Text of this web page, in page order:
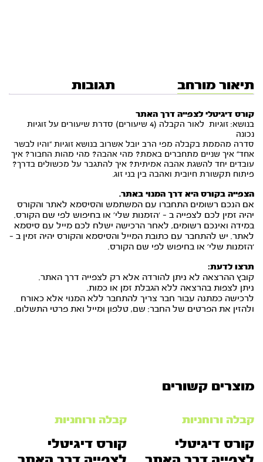
תיאור מורחב תגובות
קורס דיגיטלי לצפייה דרך האתר
בנושא: זוגיות לאור הקבלה (4 שיעורים) סדרת שיעורים על זוגיות
נכונה
סדרה מהממת בקבלה מפי הרב יובל אשרוב בנושא זוגיות “והיו לבשר
אחד” איך שניים מתחברים באמת? מהי אהבה? מהי מהות החבור? איך
עובדים יחד להשגת אהבה אמיתית? איך להתגבר על מכשולים בדרך?
פיתוח תקשורת חיובית ואהבה בין בני זוג.
הצפייה בקורס היא דרך המנוי באתר.
אם הנכם רשומים התחברו עם המשתמש והסיסמא לאתר והקורס
יהיה זמין לכם לצפייה ב – ‘הזמנות שלי’ או בחיפוש לפי שם הקורס.
במידה ואינכם רשומים, לאחר הרכישה ישלח לכם מייל עם סיסמא
לאתר. יש להתחבר עם כתובת המייל והסיסמא והקורס יהיה זמין ב –
‘הזמנות שלי’ או בחיפוש לפי שם הקורס.
תרצו לדעת:
קובץ ההרצאה לא ניתן להורדה אלא רק לצפייה דרך האתר.
ניתן לצפות בהרצאה ללא הגבלת זמן או כמות.
לרכישה כמתנה עבור חבר צריך להתחבר ללא המנוי אלא כאורח
ולהזין את הפרטים של החבר: שם, טלפון ומייל ואת פרטי התשלום.
מוצרים קשורים
קבלה ורוחניות
קורס דיגיטלי
קבלה ורוחניות
קורס דיגיטלי